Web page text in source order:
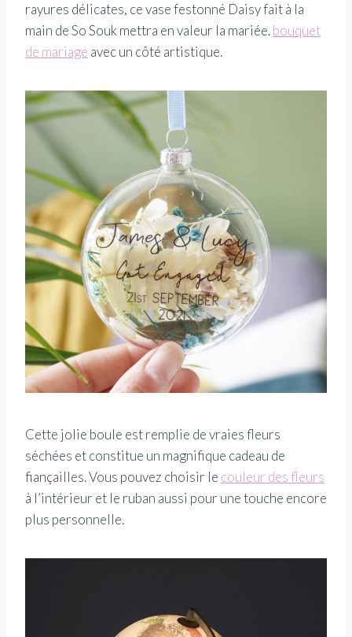
rayures délicates, ce vase festonné Daisy fait à la
main de So Souk mettra en valeur la mariée.bouquet
de mariage avec un côté artistique.
Cette jolie boule est remplie de vraies fleurs
séchées et constitue un magnifique cadeau de
fiançailles. Vous pouvez choisir le couleur des fleurs
à l’intérieur et le ruban aussi pour une touche encore
plus personnelle.